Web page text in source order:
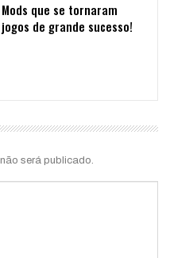
Mods que se tornaram
jogos de grande sucesso!
será publicado.